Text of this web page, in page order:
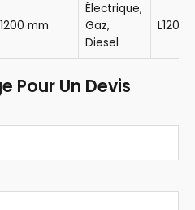
1200 mm
Électrique,
Gaz,
Diesel
Pour Un Devis